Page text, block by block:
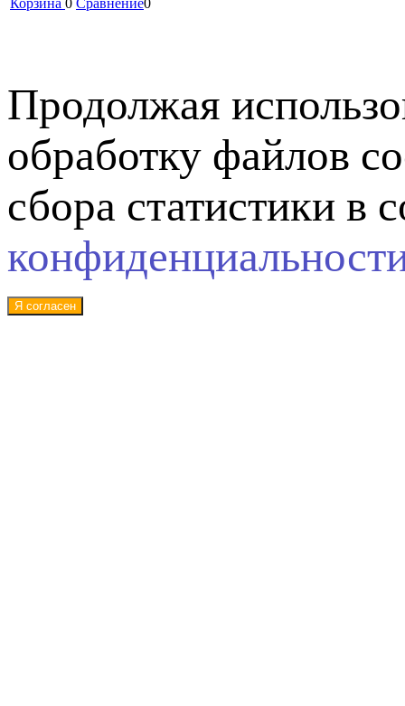
Продолжая
обработку файлов
сбора статистики в
Я согласен